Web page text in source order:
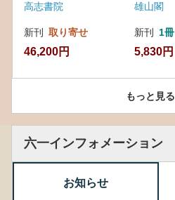
高志書院
新刊 取り寄せ
46,200円
雄山閣
新刊 1冊
5,830円
もっと見る
六一インフォメーション
お知らせ